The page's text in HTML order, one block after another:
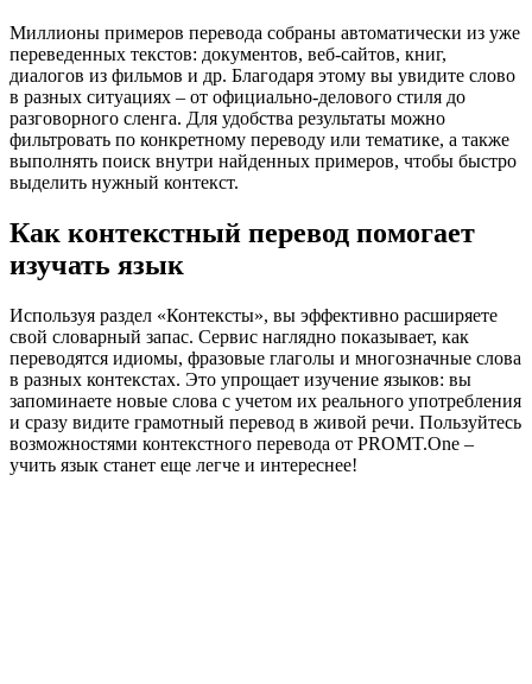
Миллионы примеров перевода собраны автоматически из уже
переведенных текстов: документов, веб-сайтов, книг,
диалогов из фильмов и др. Благодаря этому вы увидите слово
в разных ситуациях – от официально-делового стиля до
разговорного сленга. Для удобства результаты можно
фильтровать по конкретному переводу или тематике, а также
выполнять поиск внутри найденных примеров, чтобы быстро
выделить нужный контекст.
Как контекстный перевод помогает
изучать язык
Используя раздел «Контексты», вы эффективно расширяете
свой словарный запас. Сервис наглядно показывает, как
переводятся идиомы, фразовые глаголы и многозначные слова
в разных контекстах. Это упрощает изучение языков: вы
запоминаете новые слова с учетом их реального употребления
и сразу видите грамотный перевод в живой речи. Пользуйтесь
возможностями контекстного перевода от PROMT.One –
учить язык станет еще легче и интереснее!